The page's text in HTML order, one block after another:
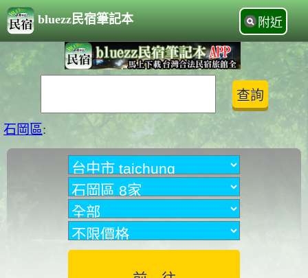
bluezz民宿筆記本 附近
石岡區: